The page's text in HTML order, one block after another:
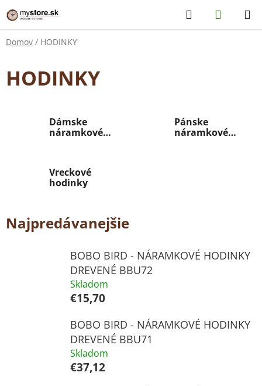
Prejsť
na
obsah
Hľadať
KOŠÍK
Domov / HODINKY
HODINKY
Dámske
náramkové
Pánske
náramkové
Vreckové
hodinky
Najpredávanejšie
BOBO BIRD - NÁRAMKOVÉ HODINKY
DREVENÉ BBU72
Skladom
€15,70
BOBO BIRD - NÁRAMKOVÉ HODINKY
DREVENÉ BBU71
Skladom
€37,12